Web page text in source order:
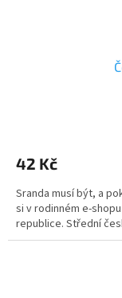
je
z
5
hvězdiček.
42 Kč
Sranda musí být, a
si v rodinném e-
republice. Střední